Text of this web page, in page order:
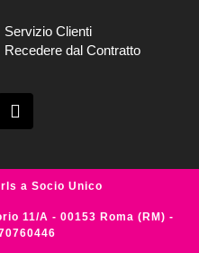
Servizio Clienti
Recedere dal Contratto
a Socio Unico
11/A - 00153 Roma (RM) -